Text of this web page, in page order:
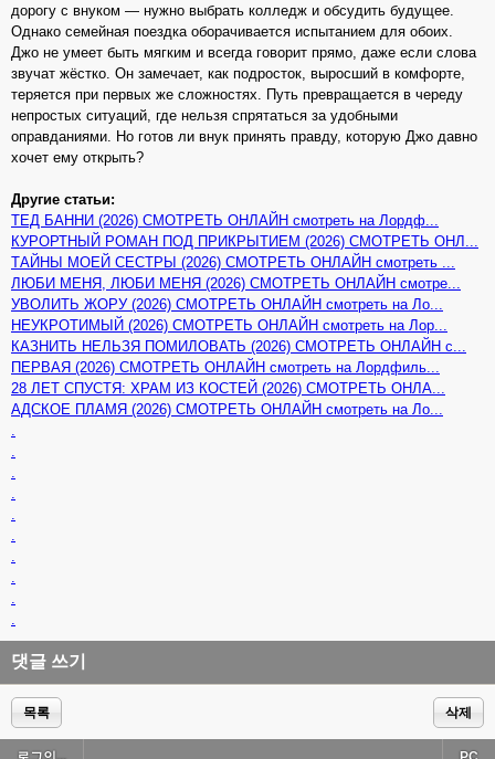
дорогу с внуком — нужно выбрать колледж и обсудить будущее.
Однако семейная поездка оборачивается испытанием для обоих.
Джо не умеет быть мягким и всегда говорит прямо, даже если слова
звучат жёстко. Он замечает, как подросток, выросший в комфорте,
теряется при первых же сложностях. Путь превращается в череду
непростых ситуаций, где нельзя спрятаться за удобными
оправданиями. Но готов ли внук принять правду, которую Джо давно
хочет ему открыть?
Другие статьи:
ТЕД БАННИ (2026) СМОТРЕТЬ ОНЛАЙН смотреть на Лордф...
КУРОРТНЫЙ РОМАН ПОД ПРИКРЫТИЕМ (2026) СМОТРЕТЬ ОНЛ...
ТАЙНЫ МОЕЙ СЕСТРЫ (2026) СМОТРЕТЬ ОНЛАЙН смотреть ...
ЛЮБИ МЕНЯ, ЛЮБИ МЕНЯ (2026) СМОТРЕТЬ ОНЛАЙН смотре...
УВОЛИТЬ ЖОРУ (2026) СМОТРЕТЬ ОНЛАЙН смотреть на Ло...
НЕУКРОТИМЫЙ (2026) СМОТРЕТЬ ОНЛАЙН смотреть на Лор...
КАЗНИТЬ НЕЛЬЗЯ ПОМИЛОВАТЬ (2026) СМОТРЕТЬ ОНЛАЙН с...
ПЕРВАЯ (2026) СМОТРЕТЬ ОНЛАЙН смотреть на Лордфиль...
28 ЛЕТ СПУСТЯ: ХРАМ ИЗ КОСТЕЙ (2026) СМОТРЕТЬ ОНЛА...
АДСКОЕ ПЛАМЯ (2026) СМОТРЕТЬ ОНЛАЙН смотреть на Ло...
댓글 쓰기
목록 삭제